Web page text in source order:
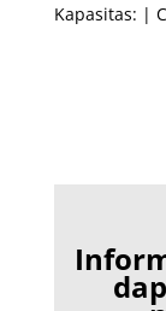
Kapasitas: |